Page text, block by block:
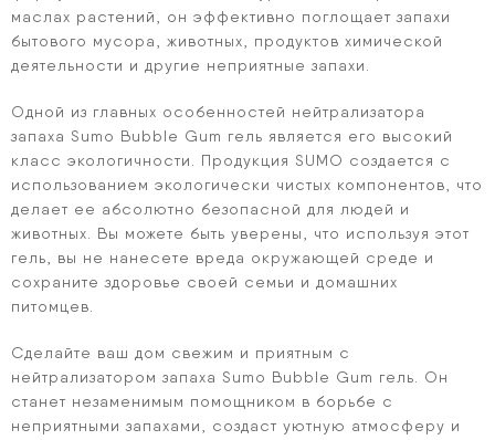
маслах растений, он эффективно поглощает запахи
бытового мусора, животных, продуктов химической
деятельности и другие неприятные запахи.
Одной из главных особенностей нейтрализатора
запаха Sumo Bubble Gum гель является его высокий
класс экологичности. Продукция SUMO создается с
использованием экологически чистых компонентов, что
делает ее абсолютно безопасной для людей и
животных. Вы можете быть уверены, что используя этот
гель, вы не нанесете вреда окружающей среде и
сохраните здоровье своей семьи и домашних
питомцев.
Сделайте ваш дом свежим и приятным с
нейтрализатором запаха Sumo Bubble Gum гель. Он
станет незаменимым помощником в борьбе с
неприятными запахами, создаст уютную атмосферу и